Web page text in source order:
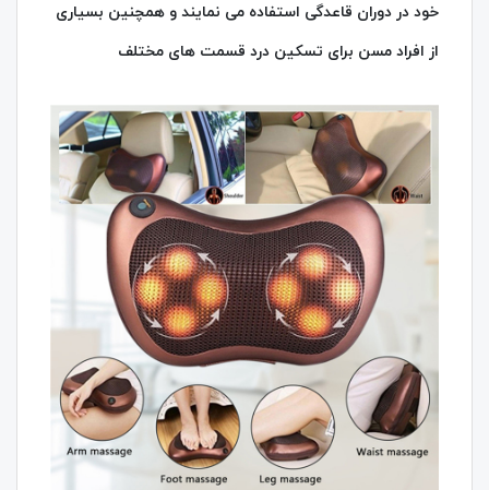
خود در دوران قاعدگی استفاده می نمایند و همچنین بسیاری
از افراد مسن برای تسکین درد قسمت های مختلف